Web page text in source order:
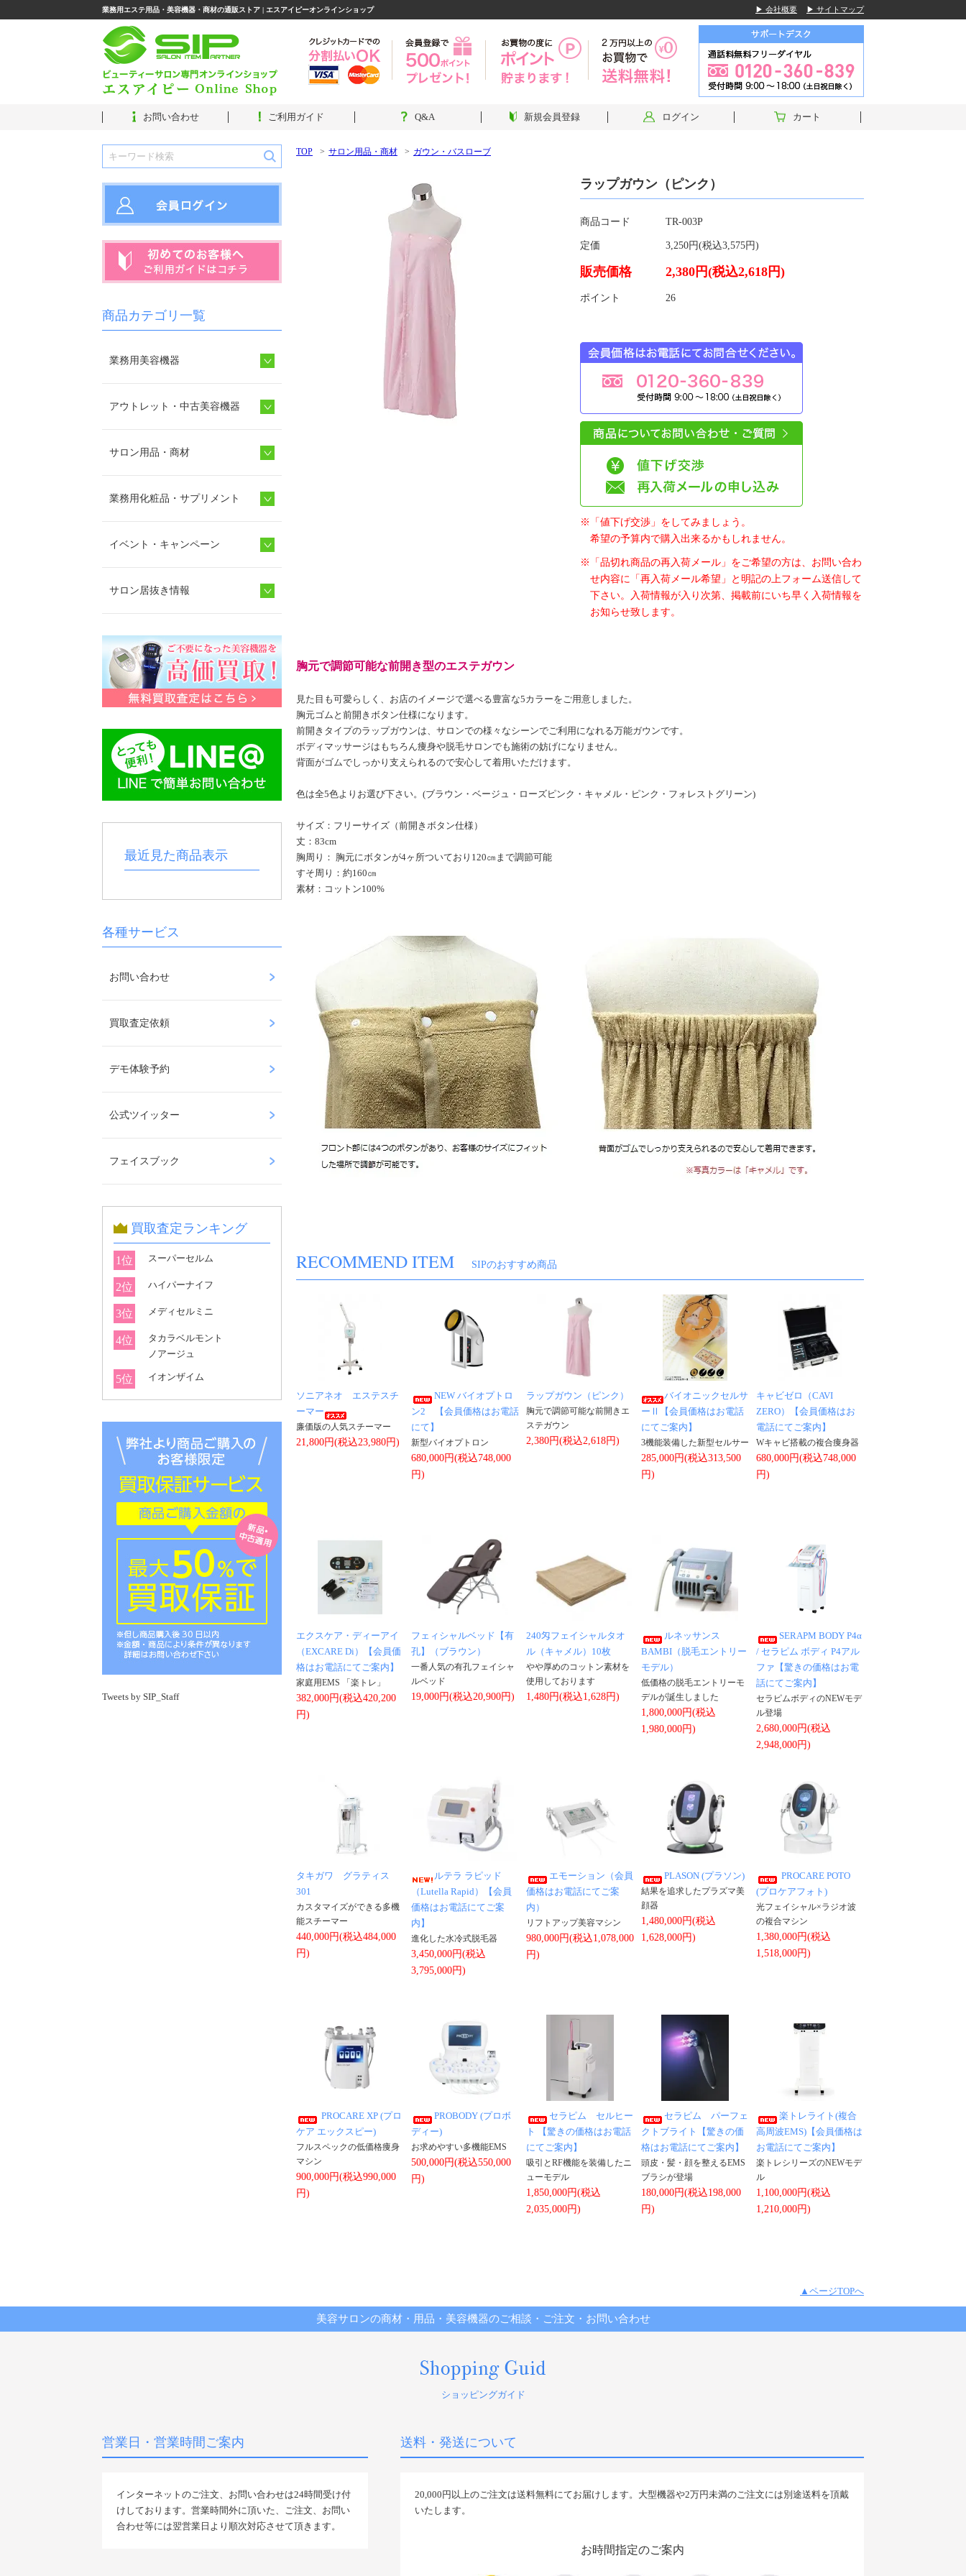
業務用エステ用品・美容機器・商材の通販ストア | エスアイピーオンラインショップ ▶ 会社概要 ▶ サイトマップ
お問い合わせ ご利用ガイド Q&A 新規会員登録 ログイン カート
TOP サロン用品・商材 ガウン・バスローブ
ラップガウン（ピンク）
商品コード TR-003P
定価 3,250円(税込3,575円)
販売価格 2,380円(税込2,618円)
ポイント 26
※「値下げ交渉」をしてみましょう。
希望の予算内で購入出来るかもしれません。
※「品切れ商品の再入荷メール」をご希望の方は、お問い合わ
せ内容に「再入荷メール希望」と明記の上フォーム送信して
下さい。入荷情報が入り次第、掲載前にいち早く入荷情報を
お知らせ致します。
胸元で調節可能な前開き型のエステガウン
見た目も可愛らしく、お店のイメージで選べる豊富な5カラーをご用意しました。
胸元ゴムと前開きボタン仕様になります。
前開きタイプのラップガウンは、サロンでの様々なシーンでご利用になれる万能ガウンです。
ボディマッサージはもちろん痩身や脱毛サロンでも施術の妨げになりません。
背面がゴムでしっかり支えられるので安心して着用いただけます。
色は全5色よりお選び下さい。(ブラウン・ベージュ・ローズピンク・キャメル・ピンク・フォレストグリーン)
サイズ：フリーサイズ（前開きボタン仕様）
丈：83cm
胸周り： 胸元にボタンが4ヶ所ついており120㎝まで調節可能
すそ周り：約160㎝
素材：コットン100%
RECOMMEND ITEM SIPのおすすめ商品
ソニアネオ エステスチ
ーマー
廉価版の人気スチーマー
21,800円(税込23,980円)
NEW バイオプトロ
ン2 【会員価格はお電話
にて】
新型バイオプトロン
680,000円(税込748,000
円)
ラップガウン（ピンク）
胸元で調節可能な前開きエ
ステガウン
2,380円(税込2,618円)
バイオニックセルサ
ーⅡ【会員価格はお電話
にてご案内】
3機能装備した新型セルサー
285,000円(税込313,500
円)
キャビゼロ（CAVI
ZERO）【会員価格はお
電話にてご案内】
Wキャビ搭載の複合痩身器
680,000円(税込748,000
円)
エクスケア・ディーアイ
（EXCARE Di）【会員価
格はお電話にてご案内】
家庭用EMS 「楽トレ」
382,000円(税込420,200
円)
フェィシャルベッド【有
孔】（ブラウン）
一番人気の有孔フェイシャ
ルベッド
19,000円(税込20,900円)
240匁フェイシャルタオ
ル（キャメル）10枚
やや厚めのコットン素材を
使用しております
1,480円(税込1,628円)
ルネッサンス
BAMBI（脱毛エントリー
モデル）
低価格の脱毛エントリーモ
デルが誕生しました
1,800,000円(税込
1,980,000円)
SERAPM BODY P4α
/ セラピム ボディ P4アル
ファ【驚きの価格はお電
話にてご案内】
セラピムボディのNEWモデ
ル登場
2,680,000円(税込
2,948,000円)
タキガワ グラティス
301
カスタマイズができる多機
能スチーマー
440,000円(税込484,000
円)
ルテラ ラピッド
（Lutella Rapid）【会員
価格はお電話にてご案
内】
進化した水冷式脱毛器
3,450,000円(税込
3,795,000円)
エモーション（会員
価格はお電話にてご案
内）
リフトアップ美容マシン
980,000円(税込1,078,000
円)
PLASON (プラソン)
結果を追求したプラズマ美
顔器
1,480,000円(税込
1,628,000円)
PROCARE POTO
(プロケアフォト)
光フェイシャル×ラジオ波
の複合マシン
1,380,000円(税込
1,518,000円)
PROCARE XP (プロ
ケア エックスピー)
フルスペックの低価格痩身
マシン
900,000円(税込990,000
円)
PROBODY (プロボ
ディー)
お求めやすい多機能EMS
500,000円(税込550,000
円)
セラピム セルヒー
ト 【驚きの価格はお電話
にてご案内】
吸引とRF機能を装備したニ
ューモデル
1,850,000円(税込
2,035,000円)
セラピム パーフェ
クトブライト【驚きの価
格はお電話にてご案内】
頭皮・髪・顔を整えるEMS
ブラシが登場
180,000円(税込198,000
円)
楽トレライト(複合
高周波EMS)【会員価格は
お電話にてご案内】
楽トレシリーズのNEWモデ
ル
1,100,000円(税込
1,210,000円)
商品カテゴリ一覧
業務用美容機器
アウトレット・中古美容機器
サロン用品・商材
業務用化粧品・サプリメント
イベント・キャンペーン
サロン居抜き情報
最近見た商品表示
各種サービス
お問い合わせ
買取査定依頼
デモ体験予約
公式ツイッター
フェイスブック
買取査定ランキング
1位 スーパーセルム
2位 ハイパーナイフ
3位 メディセルミニ
4位
タカラベルモント
ノアージュ
5位 イオンザイム
Tweets by SIP_Staff
▲ページTOPへ
美容サロンの商材・用品・美容機器のご相談・ご注文・お問い合わせ
ショッピングガイド
営業日・営業時間ご案内
インターネットのご注文、お問い合わせは24時間受け付
けしております。営業時間外に頂いた、ご注文、お問い
合わせ等には翌営業日より順次対応させて頂きます。
送料・発送について
20,000円以上のご注文は送料無料にてお届けします。大型機器や2万円未満のご注文には別途送料を頂戴
いたします。
お時間指定のご案内